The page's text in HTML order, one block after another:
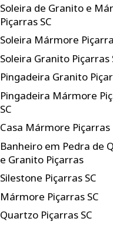
Soleira de Granito e
Piçarras SC
Soleira Mármore
Soleira Granito Piçarras
Pingadeira Granito
Pingadeira Mármore
SC
Casa Mármore Piçarras
Banheiro em Pedra de
e Granito Piçarras
Silestone Piçarras SC
Mármore Piçarras SC
Quartzo Piçarras SC